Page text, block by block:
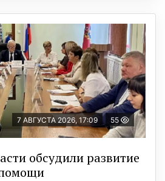
7 АВГУСТА 2026, 17:09 55
обсудили развитие